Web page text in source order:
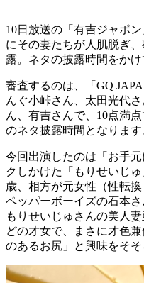
10日放送の「有吉ジャポ
にその妻たちが人肌脱ぎ
露。ネタの披露時間をかけ
審査するのは、「GQ
んぐ小峠さん、太田光代
ん、有吉さんで、10点満
のネタ披露時間となります
今回出演したのは「お手
クしかけた「もりせいじ
歳、相方が元女性（性転
ペッパーボーイズの石本さ
もりせいじゅさんの美人
どの才女で、まさに才色
のあるお尻」と興味をそ